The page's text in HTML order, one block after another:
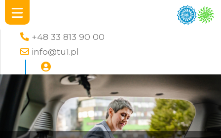
+48 33 813 90 00
info@tu1.pl